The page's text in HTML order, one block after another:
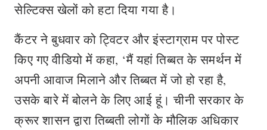
सेल्टिक्स खेलों को हटा दिया गया है।
कैंटर ने बुधवार को ट्विटर और इंस्टाग्राम पर पोस्ट
किए गए वीडियो में कहा, ‘मैं यहां तिब्बत के समर्थन में
अपनी आवाज मिलाने और तिब्बत में जो हो रहा है,
उसके बारे में बोलने के लिए आई हूं। चीनी सरकार के
क्रूर शासन द्वारा तिब्बती लोगों के मौलिक अधिकार